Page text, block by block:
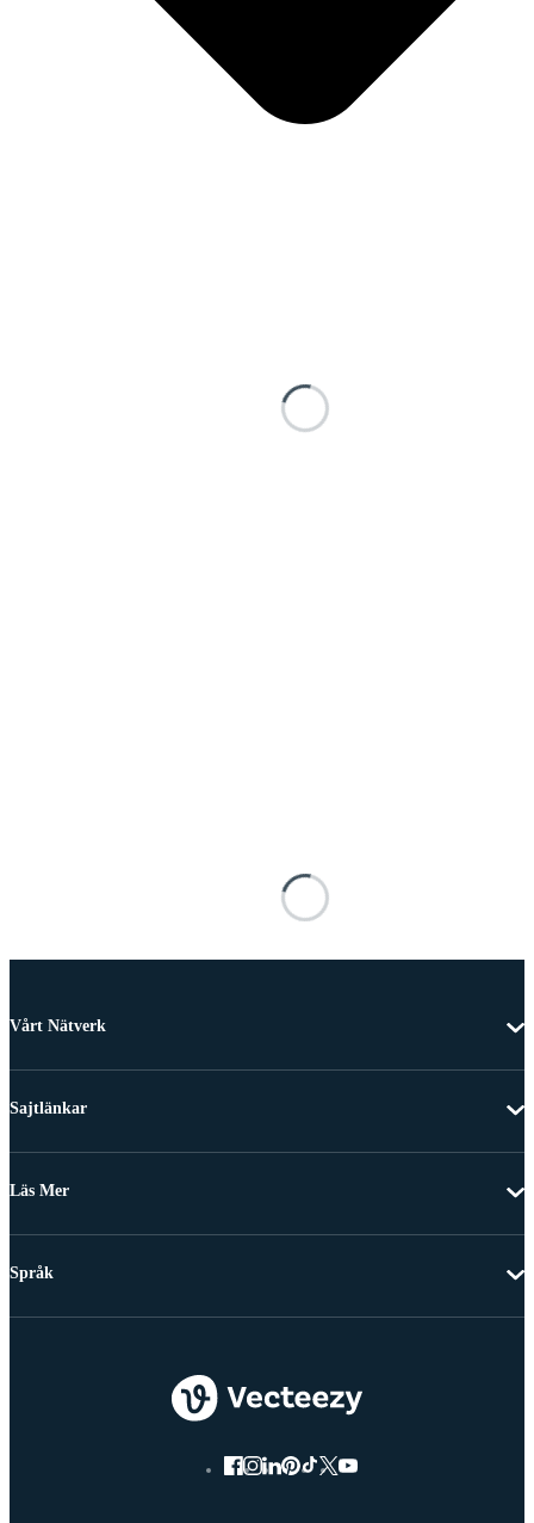
Vårt Nätverk
Sajtlänkar
Läs Mer
Språk